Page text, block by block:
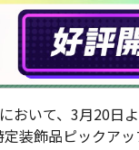
おいて、3月20日
装飾品ピックア